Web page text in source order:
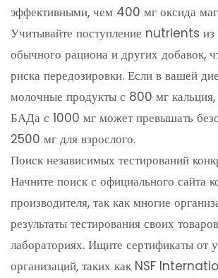
эффективными, чем 400 мг оксида
Учитывайте поступление nutrients из
обычного рациона и других добавок,
риска передозировки. Если в вашей
молочные продукты с 800 мг кальция,
БАДа с 1000 мг может превышать
2500 мг для взрослого.
Поиск независимых тестирований
Начните поиск с официального сайта
производителя, так как многие
результаты тестирования своих
лабораториях. Ищите сертификаты от
организаций, таких как NSF